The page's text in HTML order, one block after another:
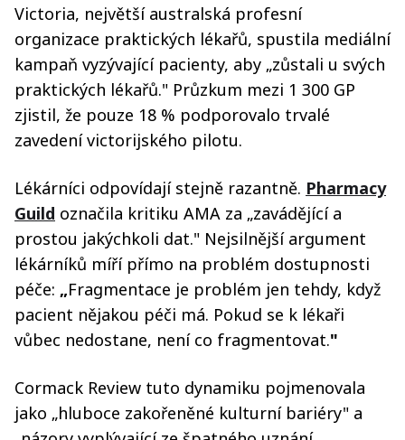
Victoria, největší australská profesní
organizace praktických lékařů, spustila mediální
kampaň vyzývající pacienty, aby „zůstali u svých
praktických lékařů." Průzkum mezi 1 300 GP
zjistil, že pouze 18 % podporovalo trvalé
zavedení victorijského pilotu.
Lékárníci odpovídají stejně razantně. Pharmacy
Guild označila kritiku AMA za „zavádějící a
prostou jakýchkoli dat." Nejsilnější argument
lékárníků míří přímo na problém dostupnosti
péče: „Fragmentace je problém jen tehdy, když
pacient nějakou péči má. Pokud se k lékaři
vůbec nedostane, není co fragmentovat."
Cormack Review tuto dynamiku pojmenovala
jako „hluboce zakořeněné kulturní bariéry" a